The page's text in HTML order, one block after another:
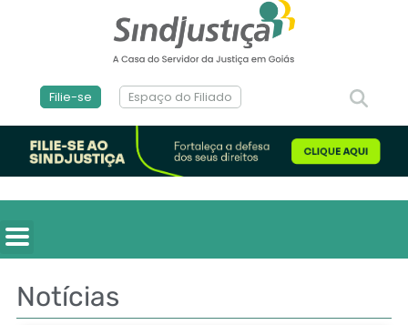
Filie-se Espaço do Filiado
Notícias